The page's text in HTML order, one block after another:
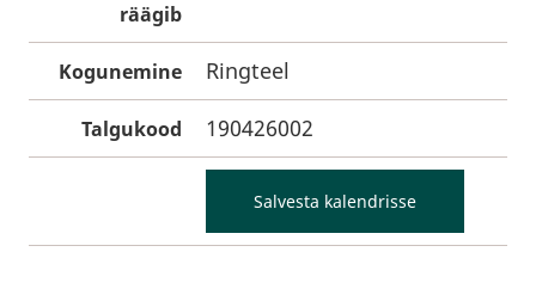
räägib
Kogunemine Ringteel
Talgukood 190426002
Salvesta kalendrisse